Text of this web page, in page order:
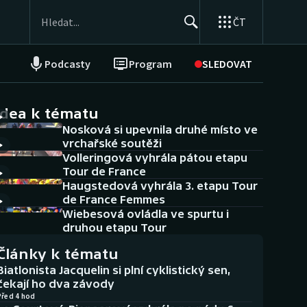
ČT
Podcasty Program SLEDOVAT
NEPŘEHLÉDNĚTE
Historické návraty
Aplikace ČT sport
AZ kvíz
k tématu
Nosková si upevnila druhé místo ve
vrchařské soutěži
Volleringová vyhrála pátou etapu
Tour de France
Haugstedová vyhrála 3. etapu Tour
de France Femmes
Wiebesová ovládla ve spurtu i
druhou etapu Tour
k tématu
Jacquelin si plní cyklistický sen,
ho dva závody
4 hod